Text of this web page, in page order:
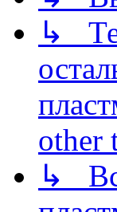
↳
other
↳